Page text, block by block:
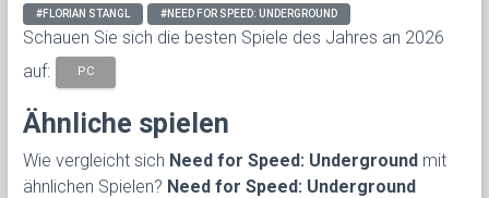
#FLORIAN STANGL #NEED FOR SPEED: UNDERGROUND
Schauen Sie sich die besten Spiele des Jahres an 2026
auf:
PC
Ähnliche spielen
Wie vergleicht sich Need for Speed: Underground mit
ähnlichen Spielen? Need for Speed: Underground